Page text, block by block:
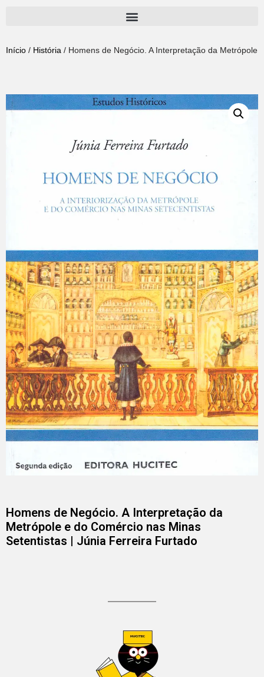
para
Início / História / Homens de Negócio. A Interpretação da
Homens de Negócio. A Interpretação da
Metrópole e do Comércio nas Minas
Setentistas | Júnia Ferreira Furtado